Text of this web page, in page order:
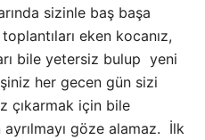
sizinle baş başa
eken kocanız,
bile yetersiz bulup yeni
her gecen gün sizi
çıkarmak için bile
ayrılmayı göze alamaz. İlk